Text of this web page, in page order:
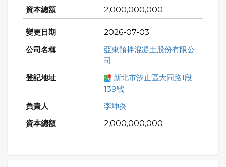
2,000,000,000
2026-07-03
亞東預拌混凝土股份有限公
司
新北市汐止區大同路1段
139號
李坤炎
2,000,000,000